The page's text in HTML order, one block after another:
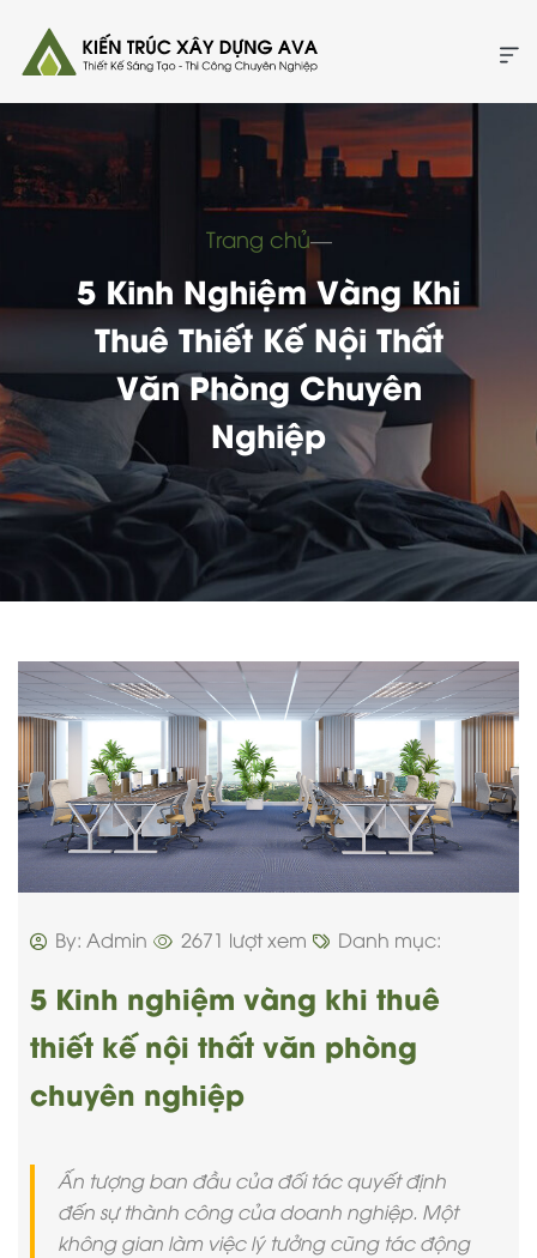
Trang chủ―
5 Kinh Nghiệm Vàng Khi
Thuê Thiết Kế Nội Thất
Văn Phòng Chuyên
Nghiệp
By: Admin 2671 lượt xem Danh mục:
5 Kinh nghiệm vàng khi thuê
thiết kế nội thất văn phòng
chuyên nghiệp
Ấn tượng ban đầu của đối tác quyết định
đến sự thành công của doanh nghiệp. Một
không gian làm việc lý tưởng cũng tác động